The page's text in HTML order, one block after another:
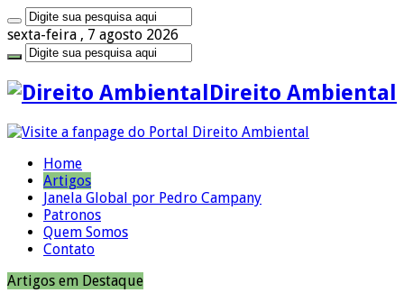
sexta-feira , 7 agosto 2026
Direito Ambiental
Home
Artigos
Janela Global por Pedro Campany
Patronos
Quem Somos
Contato
Artigos em Destaque